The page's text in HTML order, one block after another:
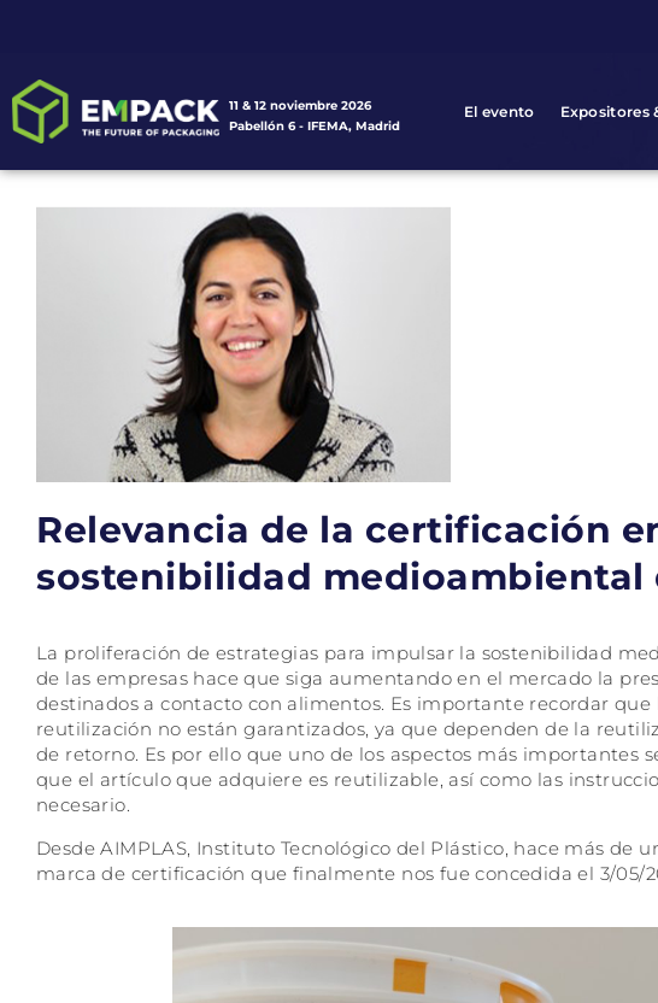
11 & 12 noviembre 2026
Pabellón 6 - IFEMA, Madrid
El evento Expositores
Relevancia de la certificación
sostenibilidad medioambiental
La proliferación de estrategias para impulsar la sostenibilidad
de las empresas hace que siga aumentando en el mercado la
destinados a contacto con alimentos. Es importante recordar
reutilización no están garantizados, ya que dependen de la
de retorno. Es por ello que uno de los aspectos más importantes
que el artículo que adquiere es reutilizable, así como las
necesario.
Desde AIMPLAS, Instituto Tecnológico del Plástico, hace más de
marca de certificación que finalmente nos fue concedida el 3/05/